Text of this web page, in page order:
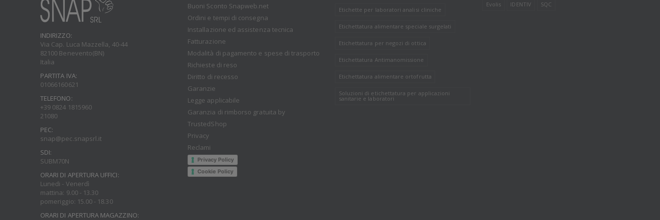
INDIRIZZO:
Via Cap. Luca Mazzella, 40-44
82100 Benevento(BN)
Italia
PARTITA IVA:
01066160621
TELEFONO:
+39 0824 1815960
21080
PEC:
snap@pec.snapsrl.it
SDI:
SUBM70N
ORARI DI APERTURA UFFICI:
Lunedi - Venerdì
mattina: 9.00 - 13.30
pomeriggio: 15.00 - 18.30
ORARI DI APERTURA MAGAZZINO:
Buoni Sconto Snapweb.net
Ordini e tempi di consegna
Installazione ed assistenza tecnica
Fatturazione
Modalità di pagamento e spese di trasporto
Richieste di reso
Diritto di recesso
Garanzie
Legge applicabile
Garanzia di rimborso gratuita by
TrustedShop
Privacy
Reclami
Privacy Policy
Cookie Policy
Etichette per laboratori analisi cliniche
Etichettatura alimentare speciale surgelati
Etichettatura per negozi di ottica
Etichettatura Antimanomissione
Etichettatura alimentare ortofrutta
Soluzioni di etichettatura per applicazioni
sanitarie e laboratori
Evolis IDENTIV SQC